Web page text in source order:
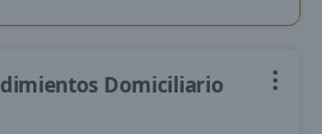
Domiciliario